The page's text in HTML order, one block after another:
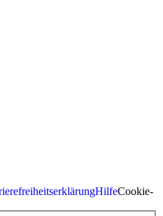
HilfeCookie-